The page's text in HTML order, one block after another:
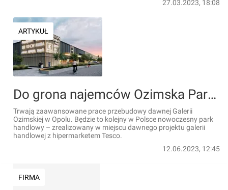
27.03.2023, 18:08
ARTYKUŁ
Do grona najemców Ozimska Park dołączyła znana, duża sieć elektromarketów
Trwają zaawansowane prace przebudowy dawnej Galerii
Ozimskiej w Opolu. Będzie to kolejny w Polsce nowoczesny park
handlowy – zrealizowany w miejscu dawnego projektu galerii
handlowej z hipermarketem Tesco.
12.06.2023, 12:45
FIRMA